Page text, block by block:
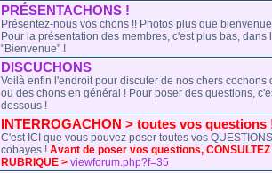
PRÉSENTACHONS !
Présentez-nous vos chons !! Photos plus que
Pour la présentation des membres, c'est plus bas, dans
"Bienvenue" !
DISCUCHONS
Voilà enfin l'endroit pour discuter de nos chers cochons
ou des chons en général ! Pour poser des questions,
dessous !
INTERROGACHON > toutes vos questions
C'est ICI que vous pouvez poser toutes vos
cobayes ! Avant de poser vos questions, CONSULTEZ
RUBRIQUE > viewforum.php?f=35